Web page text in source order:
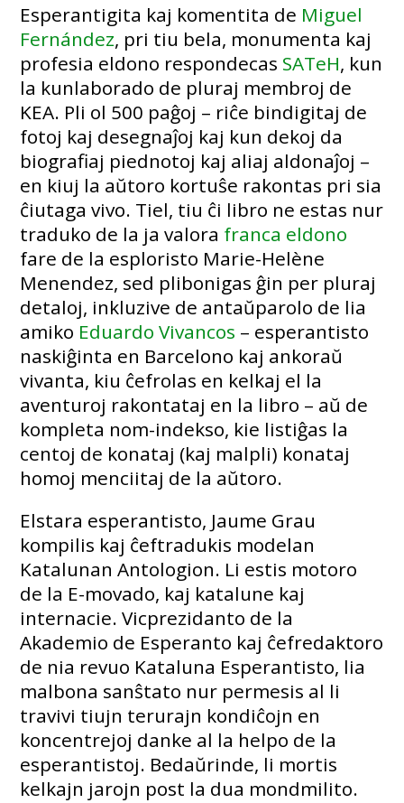
Esperantigita kaj komentita de Miguel
Fernández, pri tiu bela, monumenta kaj
profesia eldono respondecas SATeH, kun
la kunlaborado de pluraj membroj de
KEA. Pli ol 500 paĝoj – riĉe bindigitaj de
fotoj kaj desegnaĵoj kaj kun dekoj da
biografiaj piednotoj kaj aliaj aldonaĵoj –
en kiuj la aŭtoro kortuŝe rakontas pri sia
ĉiutaga vivo. Tiel, tiu ĉi libro ne estas nur
traduko de la ja valora franca eldono
fare de la esploristo Marie-Helène
Menendez, sed plibonigas ĝin per pluraj
detaloj, inkluzive de antaŭparolo de lia
amiko Eduardo Vivancos – esperantisto
naskiĝinta en Barcelono kaj ankoraŭ
vivanta, kiu ĉefrolas en kelkaj el la
aventuroj rakontataj en la libro – aŭ de
kompleta nom-indekso, kie listiĝas la
centoj de konataj (kaj malpli) konataj
homoj menciitaj de la aŭtoro.
Elstara esperantisto, Jaume Grau
kompilis kaj ĉeftradukis modelan
Katalunan Antologion. Li estis motoro
de la E-movado, kaj katalune kaj
internacie. Vicprezidanto de la
Akademio de Esperanto kaj ĉefredaktoro
de nia revuo Kataluna Esperantisto, lia
malbona sanŝtato nur permesis al li
travivi tiujn terurajn kondiĉojn en
koncentrejoj danke al la helpo de la
esperantistoj. Bedaŭrinde, li mortis
kelkajn jarojn post la dua mondmilito.